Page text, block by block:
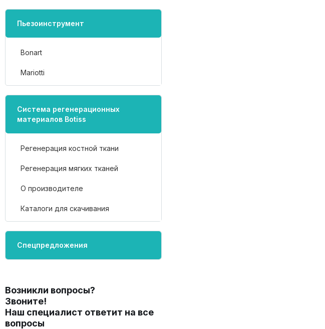
Пьезоинструмент
Bonart
Mariotti
Система регенерационных
материалов Botiss
Регенерация костной ткани
Регенерация мягких тканей
О производителе
Каталоги для скачивания
Спецпредложения
Возникли вопросы?
Звоните!
Наш специалист ответит на все
вопросы